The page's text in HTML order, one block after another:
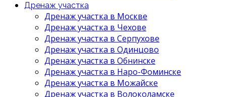
Дренаж участка
Дренаж участка в Москве
Дренаж участка в Чехове
Дренаж участка в Серпухове
Дренаж участка в Одинцово
Дренаж участка в Обнинске
Дренаж участка в Наро-Фоминске
Дренаж участка в Можайске
Дренаж участка в Волоколамске